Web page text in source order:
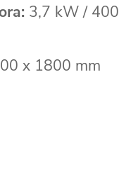
3,7 kW / 400
x 1800 mm